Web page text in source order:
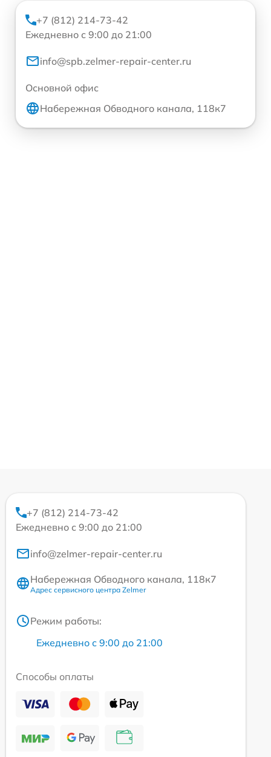
+7 (812) 214-73-42
Ежедневно с 9:00 до 21:00
info@spb.zelmer-repair-center.ru
Основной офис
Набережная Обводного канала, 118к7
+7 (812) 214-73-42
Ежедневно с 9:00 до 21:00
info@zelmer-repair-center.ru
Набережная Обводного канала, 118к7
Адрес сервисного центра Zelmer
Режим работы:
Ежедневно с 9:00 до 21:00
Способы оплаты